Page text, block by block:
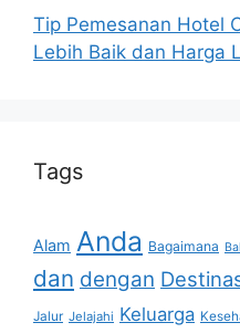
Tip Pemesanan Hotel
Lebih Baik dan Harga
Tags
Alam Anda Bagaimana
dan dengan
Jalur Jelajahi Keluarga